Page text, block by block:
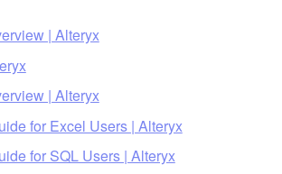
| Alteryx
| Alteryx
for Excel Users | Alteryx
for SQL Users | Alteryx